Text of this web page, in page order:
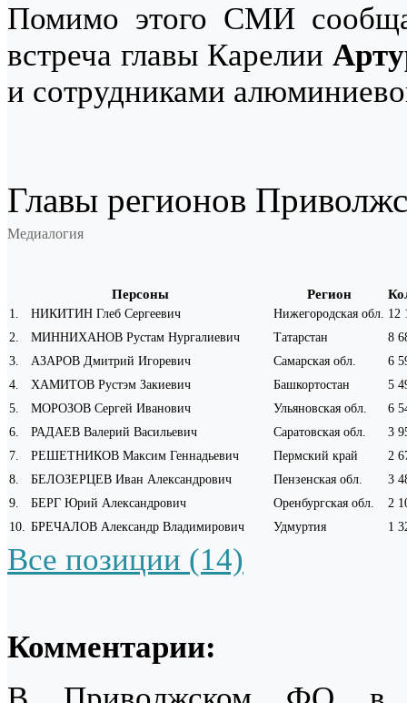
Помимо этого СМИ
встреча главы Карелии
и сотрудниками
Главы регионов
Медиалогия
Персоны Регион
1. НИКИТИН Глеб Сергеевич Нижегородская обл. 12
2. МИННИХАНОВ Рустам Нургалиевич Татарстан
8
3. АЗАРОВ Дмитрий Игоревич Самарская обл.
6
4. ХАМИТОВ Рустэм Закиевич Башкортостан
5
5. МОРОЗОВ Сергей Иванович Ульяновская обл.
6
6. РАДАЕВ Валерий Васильевич Саратовская обл.
3
7. РЕШЕТНИКОВ Максим Геннадьевич Пермский край
2
8. БЕЛОЗЕРЦЕВ Иван Александрович Пензенская обл.
3
9. БЕРГ Юрий Александрович Оренбургская обл.
2
10. БРЕЧАЛОВ Александр Владимирович Удмуртия 1
Все позиции (14)
Комментарии: